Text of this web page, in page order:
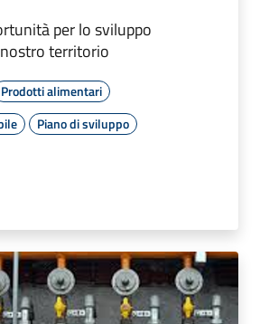
per lo sviluppo
territorio
Prodotti alimentari
Piano di sviluppo